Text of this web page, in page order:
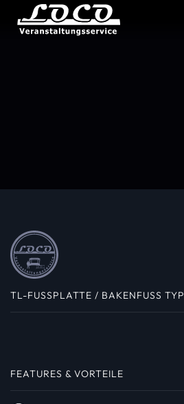
TL-FUSSPLATTE / BAKENFUSS TYP K1
FEATURES & VORTEILE